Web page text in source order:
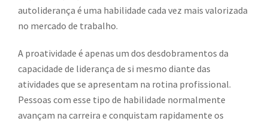
autoliderança é uma habilidade cada vez mais valorizada
no mercado de trabalho.
A proatividade é apenas um dos desdobramentos da
capacidade de liderança de si mesmo diante das
atividades que se apresentam na rotina profissional.
Pessoas com esse tipo de habilidade normalmente
avançam na carreira e conquistam rapidamente os